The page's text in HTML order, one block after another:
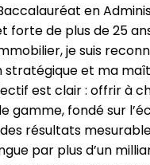
en
forte de plus de 25
je suis
stratégique et ma
est clair : offrir à
gamme, fondé sur
résultats
par plus d’un